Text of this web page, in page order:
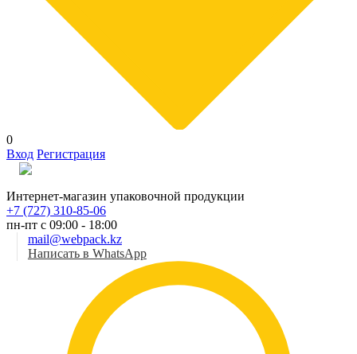
0
Вход Регистрация
Интернет-магазин упаковочной продукции
+7 (727) 310-85-06
пн-пт с 09:00 - 18:00
mail@webpack.kz
Написать в WhatsApp